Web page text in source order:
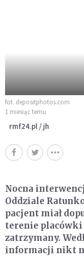
fot. depositphotos.com
1 miesiąc temu
rmf24.pl / jh
Nocna
Oddziale
pacjent miał
terenie placówki
zatrzymany.
informacji nikt